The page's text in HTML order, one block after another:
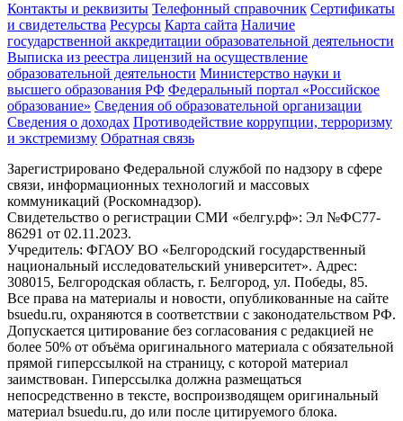
Контакты и реквизиты Телефонный справочник Сертификаты
и свидетельства Ресурсы Карта сайта Наличие
государственной аккредитации образовательной деятельности
Выписка из реестра лицензий на осуществление
образовательной деятельности Министерствo науки и
высшего образования РФ Федеральный портал «Российское
образование» Сведения об образовательной организации
Сведения о доходах Противодействие коррупции, терроризму
и экстремизму Обратная связь
Зарегистрировано Федеральной службой по надзору в сфере
связи, информационных технологий и массовых
коммуникаций (Роскомнадзор).
Свидетельство о регистрации СМИ «белгу.рф»: Эл №ФС77-
86291 от 02.11.2023.
Учредитель: ФГАОУ ВО «Белгородский государственный
национальный исследовательский университет». Адрес:
308015, Белгородская область, г. Белгород, ул. Победы, 85.
Все права на материалы и новости, опубликованные на сайте
bsuedu.ru, охраняются в соответствии с законодательством РФ.
Допускается цитирование без согласования с редакцией не
более 50% от объёма оригинального материала с обязательной
прямой гиперссылкой на страницу, с которой материал
заимствован. Гиперссылка должна размещаться
непосредственно в тексте, воспроизводящем оригинальный
материал bsuedu.ru, до или после цитируемого блока.